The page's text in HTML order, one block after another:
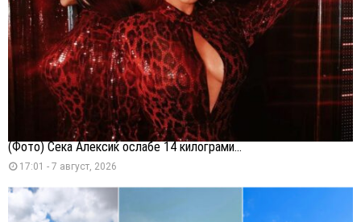
(Фото) Сека Алексиќ ослабе 14 килограми...
17:01 - 7 август, 2026